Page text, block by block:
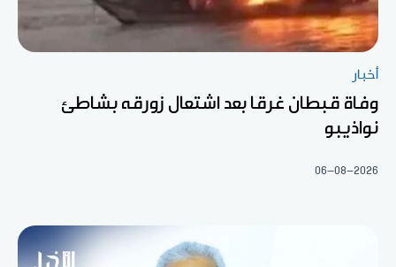
أخبار
وفاة قبطان غرقا بعد اشتعال زورقه بشاطئ
نواذيبو
06-08-2026